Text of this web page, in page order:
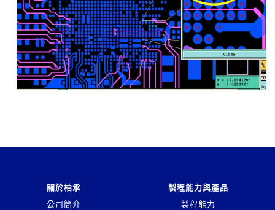
關於柏承
公司簡介
製程能力與產品
製程能力